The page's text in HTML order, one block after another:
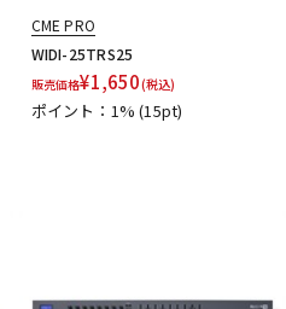
CME PRO
WIDI-25TRS25
販売価格¥1,650(税込)
ポイント：1%(15pt)